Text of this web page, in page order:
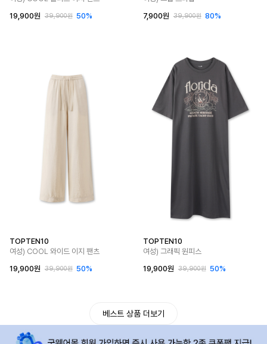
19,900원
39,900원 50%
7,900원
39,900원 80%
TOPTEN10
여성) COOL 와이드 이지 팬츠
19,900원
39,900원 50%
TOPTEN10
여성) 그래픽 원피스
19,900원
39,900원 50%
베스트 상품 더보기